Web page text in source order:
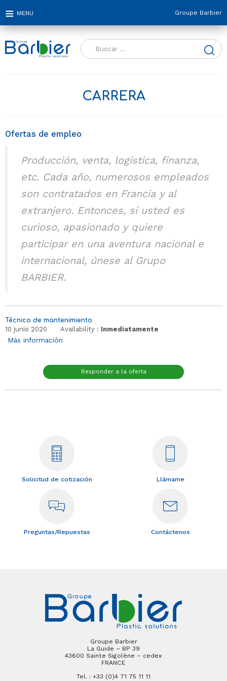
Groupe Barbier
Buscar:
CARRERA
Ofertas de empleo
Producción, venta, logística, finanza,
etc. Cada año, numerosos empleados
son contratados en Francia y al
extranjero. Entonces, si usted es
curioso, apasionado y quiere
participar en una aventura nacional e
internacional, únese al Grupo
BARBIER.
Técnico de mantenimiento
10 junio 2020 Availability : Inmediatamente
Más información
Responder a la oferta
Solicitud de cotización Llámame
Preguntas/Repuestas Contáctenos
Groupe Barbier
La Guide – BP 39
43600 Sainte Sigolène – cedex
FRANCE
Tel. : +33 (0)4 71 75 11 11